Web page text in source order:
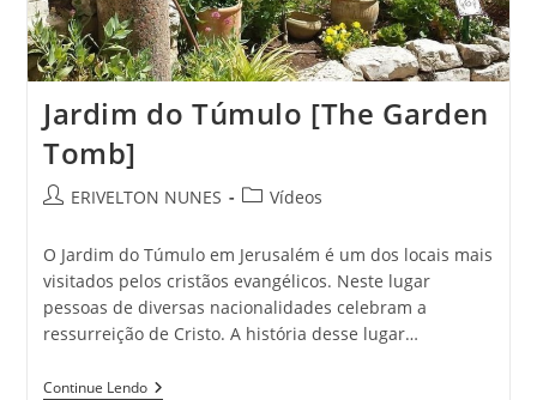
Jardim do Túmulo [The Garden
Tomb]
ERIVELTON NUNES Vídeos
O Jardim do Túmulo em Jerusalém é um dos locais mais
visitados pelos cristãos evangélicos. Neste lugar
pessoas de diversas nacionalidades celebram a
ressurreição de Cristo. A história desse lugar…
Continue Lendo